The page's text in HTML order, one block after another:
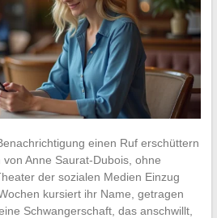
einen Ruf erschüttern
Anne Saurat-Dubois, ohne
der sozialen Medien Einzug
kursiert ihr Name, getragen
Schwangerschaft, das anschwillt,